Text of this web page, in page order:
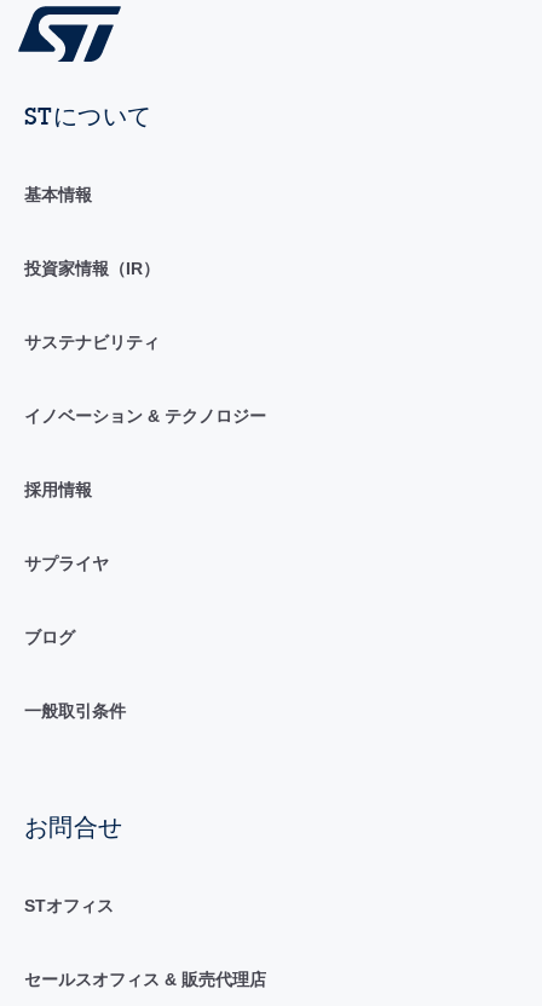
STについて
基本情報
投資家情報（IR）
サステナビリティ
イノベーション & テクノロジー
採用情報
サプライヤ
ブログ
一般取引条件
お問合せ
STオフィス
セールスオフィス & 販売代理店